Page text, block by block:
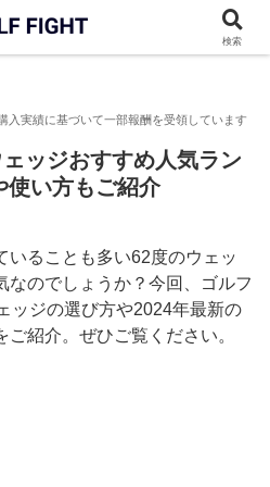
【2024年】62度のウェッジおすすめ
ェッジおすすめ人気ラン
使い方もご紹介
いることも多い62度のウェッ
なのでしょうか？今回、ゴルフ
ッジの選び方や2024年最新の
紹介。ぜひご覧ください。
検索